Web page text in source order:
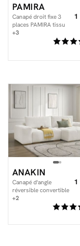
PAMIRA
Canapé droit fixe 3
places PAMIRA tissu
bouclette
1
+3
ANAKIN
Canapé d'angle
réversible convertible
coffre ANAKIN tissu
1
+2